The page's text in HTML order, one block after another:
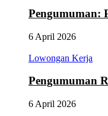
Pengumuman:
6 April 2026
Lowongan Kerja
Pengumuman
6 April 2026